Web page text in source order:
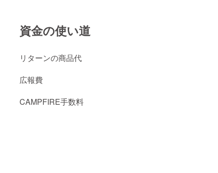
資金の使い道
リターンの商品代
広報費
CAMPFIRE手数料